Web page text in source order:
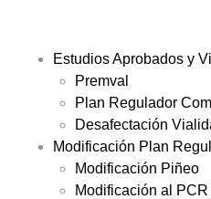
Estudios Aprobados y
Premval
Plan Regulador
Desafectación
Modificación Plan
Modificación Piñeo
Modificación al